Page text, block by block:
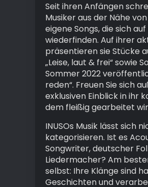
Seit ihren Anfängen
Musiker aus der Nähe
eigene Songs, die sich
wiederfinden. Auf ihrer
präsentieren sie Stücke
„Leise, laut & frei“ sowie
Sommer 2022
reden“. Freuen Sie sich
exklusiven Einblick in ihr
dem fleißig gearbeitet
INUSOs Musik lässt sich
kategorisieren. Ist es
Songwriter, deutscher
Liedermacher? Am
selbst: Ihre Klänge sind
Geschichten und